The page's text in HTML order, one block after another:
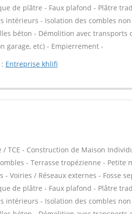
de plâtre - Faux plafond - Plâtre
intérieurs - Isolation des combles
béton - Démolition avec transports
garage, etc) - Empierrement -
Entreprise khlifi
TCE - Construction de Maison
- Terrasse tropézienne - Petite
- Voiries / Réseaux externes - Fosse
de plâtre - Faux plafond - Plâtre
intérieurs - Isolation des combles